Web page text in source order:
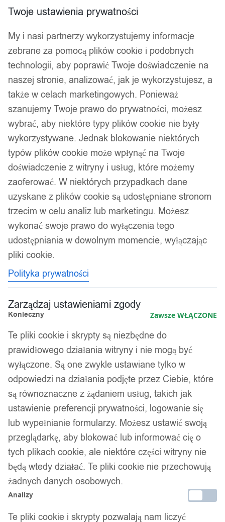
Twoje ustawienia prywatności
My i nasi partnerzy wykorzystujemy informacje
zebrane za pomocą plików cookie i podobnych
technologii, aby poprawić Twoje doświadczenie na
naszej stronie, analizować, jak je wykorzystujesz, a
także w celach marketingowych. Ponieważ
szanujemy Twoje prawo do prywatności, możesz
wybrać, aby niektóre typy plików cookie nie były
wykorzystywane. Jednak blokowanie niektórych
typów plików cookie może wpłynąć na Twoje
doświadczenie z witryny i usług, które możemy
zaoferować. W niektórych przypadkach dane
uzyskane z plików cookie są udostępniane stronom
trzecim w celu analiz lub marketingu. Możesz
wykonać swoje prawo do wyłączenia tego
udostępniania w dowolnym momencie, wyłączając
pliki cookie.
Polityka prywatności
Zarządzaj ustawieniami zgody
Konieczny Zawsze WŁĄCZONE
Te pliki cookie i skrypty są niezbędne do
prawidłowego działania witryny i nie mogą być
wyłączone. Są one zwykle ustawiane tylko w
odpowiedzi na działania podjęte przez Ciebie, które
są równoznaczne z żądaniem usług, takich jak
ustawienie preferencji prywatności, logowanie się
lub wypełnianie formularzy. Możesz ustawić swoją
przeglądarkę, aby blokować lub informować cię o
tych plikach cookie, ale niektóre części witryny nie
będą wtedy działać. Te pliki cookie nie przechowują
żadnych danych osobowych.
Analizy
Te pliki cookie i skrypty pozwalają nam liczyć